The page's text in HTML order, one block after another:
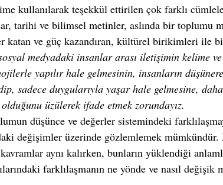
kullanılarak teşekkül ettirilen çok farklı
tarihi ve bilimsel metinler, aslında bir toplumu
katan ve güç kazandıran, kültürel birikimleri ile
medyadaki insanlar arası iletişimin kelime
yapılır hale gelmesinin, insanların
sadece duygularıyla yaşar hale gelmesine,
üzülerek ifade etmek zorundayız.
düşünce ve değerler sistemindeki
değişimler üzerinde gözlemlemek
aynı kalırken, bunların yüklendiği
farklılaşmanın ne yönde ve nasıl değişik